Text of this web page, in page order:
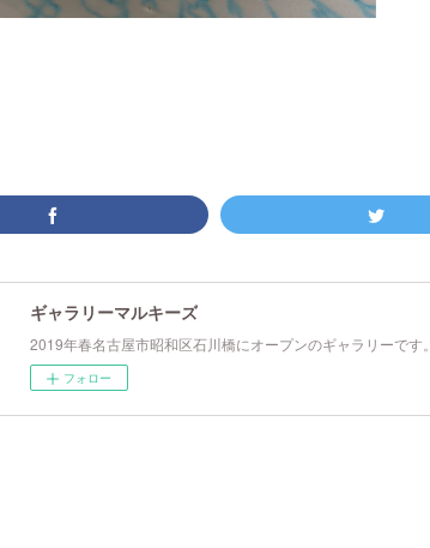
ギャラリーマルキーズ
2019年春名古屋市昭和区石川橋にオープンのギャラリーです。
フォロー